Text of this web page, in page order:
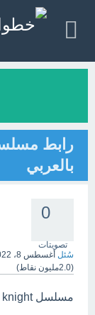
بالعربي
0
تصويتات
سُئل أغسطس 8، 2022
(2.0مليون نقاط)
مسلسل moon knight مترجم كامل.